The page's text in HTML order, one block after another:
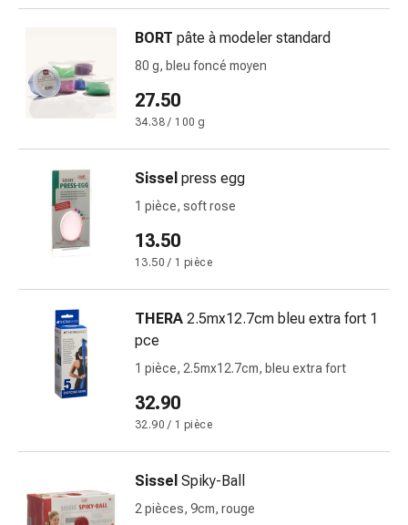
Peau
intestinal
Diarrhée
Hémorroïdes
Nausées
Digestion,
ballonnements
et
crampes
Constipation
Soins
médicaux
de
peau
et
démangeaisons
BORT pâte à modeler standard
80 g, bleu foncé moyen
27.50
34.38 / 100 g
Sissel press egg
1 pièce, soft rose
13.50
13.50 / 1 pièce
THERA 2.5mx12.7cm bleu extra fort 1
pce
1 pièce, 2.5mx12.7cm, bleu extra fort
32.90
32.90 / 1 pièce
Sissel Spiky-Ball
2 pièces, 9cm, rouge